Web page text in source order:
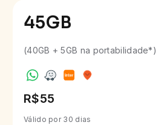
45GB
(40GB + 5GB na portabilidade*)
R$55
Válido por 30 dias